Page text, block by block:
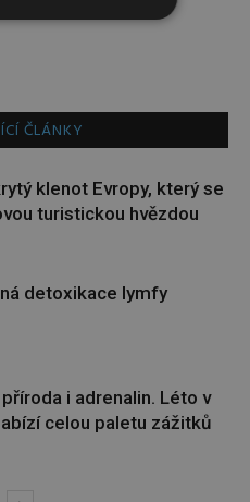
ČLÁNKY
klenot Evropy, který se
turistickou hvězdou
detoxikace lymfy
i adrenalin. Léto v
celou paletu zážitků